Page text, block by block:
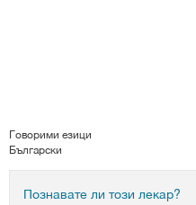
Говорими езици
Български
Познавате ли този лекар?